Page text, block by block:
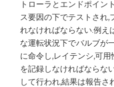
トローラとエンドポイン
ス要因の下でテストされ,
れなければならない.例え
な運転状況下でバルブが
に命令し,レイテンシ,可
を記録しなければならな
して行われ,結果は報告さ